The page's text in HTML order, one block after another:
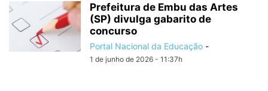
Prefeitura de Embu das Artes
(SP) divulga gabarito de
concurso
Portal Nacional da Educação -
1 de junho de 2026 - 11:37h